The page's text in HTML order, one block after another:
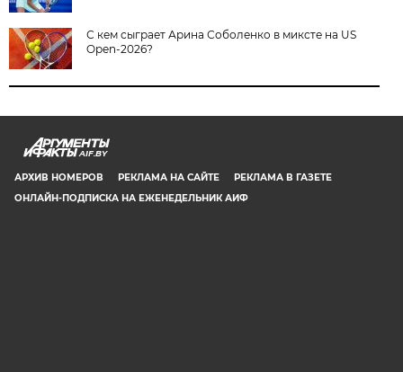
С кем сыграет Арина Соболенко в миксте на US
Open-2026?
AIF.BY
АРХИВ НОМЕРОВ РЕКЛАМА НА САЙТЕ
РЕКЛАМА В ГАЗЕТЕ
ОНЛАЙН-ПОДПИСКА НА ЕЖЕНЕДЕЛЬНИК АИФ